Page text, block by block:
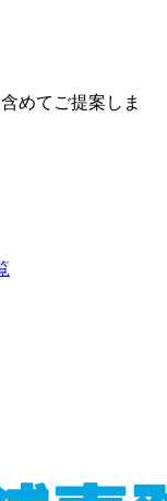
めてご提案しま